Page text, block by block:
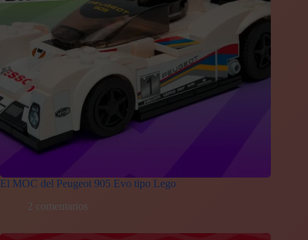
El MOC del Peugeot 905 Evo tipo Lego
2 comentarios